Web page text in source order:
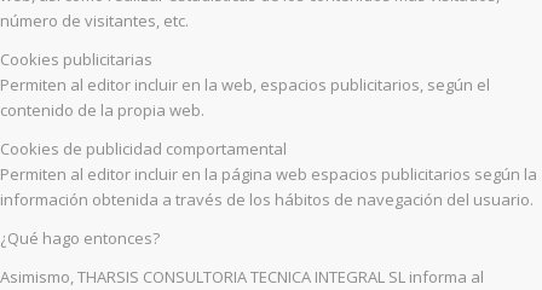
número de visitantes, etc.
Cookies publicitarias
Permiten al editor incluir en la web, espacios publicitarios, según el
contenido de la propia web.
Cookies de publicidad comportamental
Permiten al editor incluir en la página web espacios publicitarios según la
información obtenida a través de los hábitos de navegación del usuario.
¿Qué hago entonces?
Asimismo, THARSIS CONSULTORIA TECNICA INTEGRAL SL informa al